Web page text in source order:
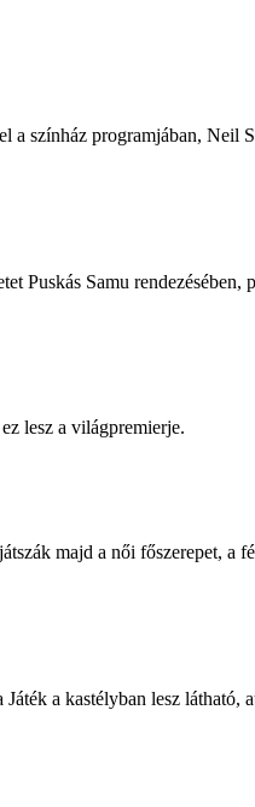
a színház programjában, Neil
Samu rendezésében,
lesz a világpremierje.
majd a női főszerepet, a
a kastélyban lesz látható,